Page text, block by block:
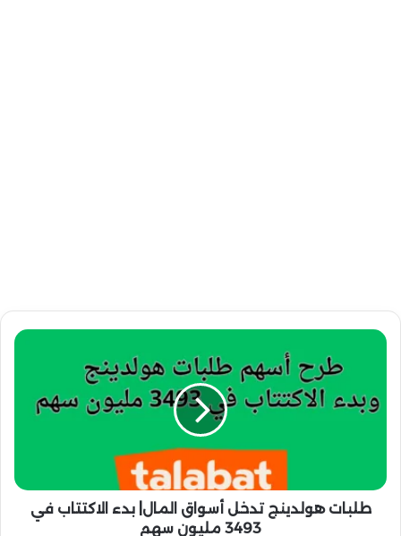
ط
ت
د
طلبات هولدينج تدخل أسواق المال| بدء الاكتتاب في
3493 مليون سهم